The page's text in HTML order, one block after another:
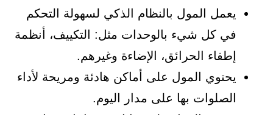
يعمل المول بالنظام الذكي لسهولة التحكم
في كل شيء بالوحدات مثل: التكييف، أنظمة
إطفاء الحرائق، الإضاءة وغيرهم.
يحتوي المول على أماكن هادئة ومريحة لأداء
الصلوات بها على مدار اليوم.